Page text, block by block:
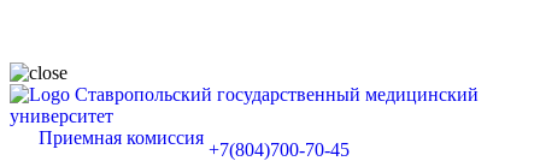
Ставропольский государственный медицинский
университет
Приемная комиссия
+7(804)700-70-45